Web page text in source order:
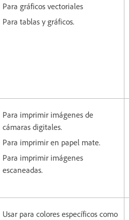
Para gráficos vectoriales
Para tablas y gráficos.
Para imprimir imágenes de
cámaras digitales.
Para imprimir en papel mate.
Para imprimir imágenes
escaneadas.
Usar para colores específicos como